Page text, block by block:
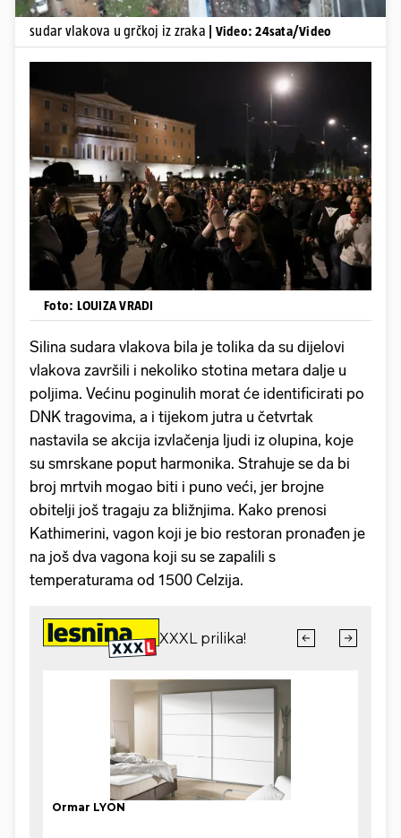
sudar vlakova u grčkoj iz zraka | Video: 24sata/Video
Foto: LOUIZA VRADI
Silina sudara vlakova bila je tolika da su dijelovi
vlakova završili i nekoliko stotina metara dalje u
poljima. Većinu poginulih morat će identificirati po
DNK tragovima, a i tijekom jutra u četvrtak
nastavila se akcija izvlačenja ljudi iz olupina, koje
su smrskane poput harmonika. Strahuje se da bi
broj mrtvih mogao biti i puno veći, jer brojne
obitelji još tragaju za bližnjima. Kako prenosi
Kathimerini, vagon koji je bio restoran pronađen je
na još dva vagona koji su se zapalili s
temperaturama od 1500 Celzija.